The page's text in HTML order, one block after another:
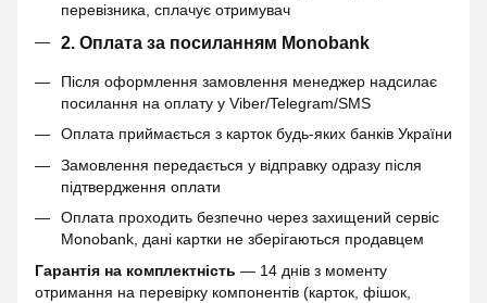
перевізника, сплачує отримувач
2. Оплата за посиланням Monobank
Після оформлення замовлення менеджер надсилає
посилання на оплату у Viber/Telegram/SMS
Оплата приймається з карток будь-яких банків України
Замовлення передається у відправку одразу після
підтвердження оплати
Оплата проходить безпечно через захищений сервіс
Monobank, дані картки не зберігаються продавцем
Гарантія на комплектність — 14 днів з моменту
отримання на перевірку компонентів (карток, фішок,